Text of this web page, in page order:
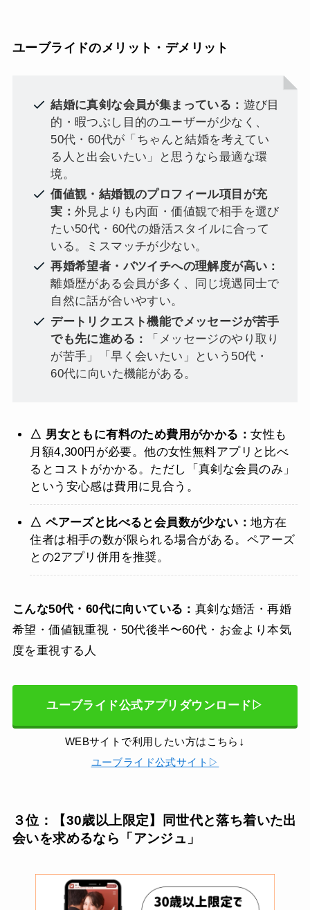
ユーブライドのメリット・デメリット
結婚に真剣な会員が集まっている： 遊び目
的・暇つぶし目的のユーザーが少なく、
50代・60代が「ちゃんと結婚を考えてい
る人と出会いたい」と思うなら最適な環
境。
価値観・結婚観のプロフィール項目が充
実：外見よりも内面・価値観で相手を選び
たい50代・60代の婚活スタイルに合って
いる。ミスマッチが少ない。
再婚希望者・バツイチへの理解度が高い：
離婚歴がある会員が多く、同じ境遇同士で
自然に話が合いやすい。
デートリクエスト機能でメッセージが苦手
でも先に進める：
「メッセージのやり取り
が苦手」「早く会いたい」という50代・
60代に向いた機能がある。
△ 男女ともに有料のため費用がかかる：女性も
月額4,300円が必要。他の女性無料アプリと比べ
るとコストがかかる。ただし「真剣な会員のみ」
という安心感は費用に見合う。
△ ペアーズと比べると会員数が少ない：地方在
住者は相手の数が限られる場合がある。ペアーズ
との2アプリ併用を推奨。
こんな50代・60代に向いている： 真剣な婚活・再婚
希望・価値観重視・50代後半〜60代・お金より本気
度を重視する人
ユーブライド公式アプリダウンロード▷
WEBサイトで利用したい方はこちら ↓
ユーブライド公式サイト▷
３位：【30歳以上限定】同世代と落ち着いた出
会いを求めるなら「アンジュ」